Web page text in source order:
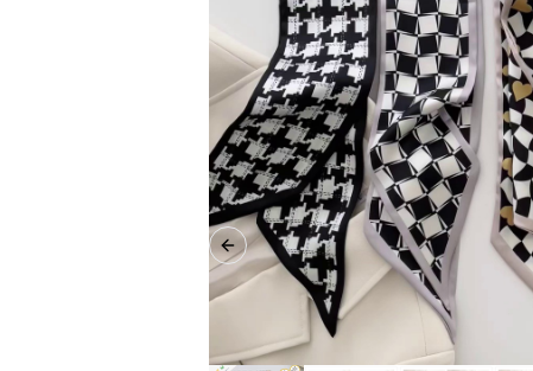
Previous slide